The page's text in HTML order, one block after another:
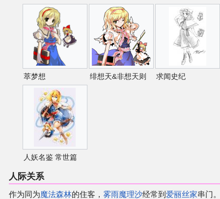
萃梦想 绯想天&非想天则 求闻史纪
人妖名鉴 常世篇
人际关系
作为同为魔法森林的住客， 雾雨魔理沙经常到 爱丽丝家串门